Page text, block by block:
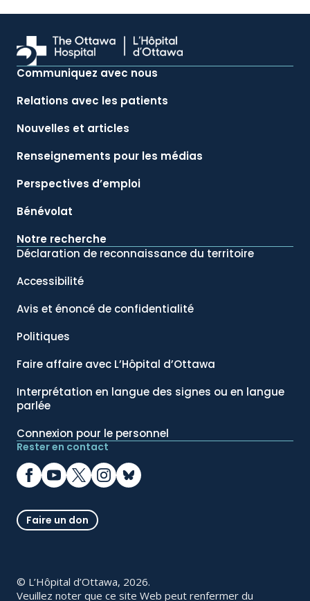
Communiquez avec nous
Relations avec les patients
Nouvelles et articles
Renseignements pour les médias
Perspectives d’emploi
Bénévolat
Notre recherche
Déclaration de reconnaissance du territoire
Accessibilité
Avis et énoncé de confidentialité
Politiques
Faire affaire avec L’Hôpital d’Ottawa
Interprétation en langue des signes ou en langue
parlée
Connexion pour le personnel
Rester en contact
Faire un don
© L’Hôpital d’Ottawa, 2026.
Veuillez noter que ce site Web peut renfermer du